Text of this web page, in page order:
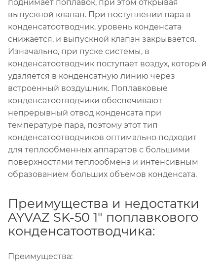
поднимает поплавок, при этом открывая
выпускной клапан. При поступлении пара в
конденсатоотводчик, уровень конденсата
снижается, и выпускной клапан закрывается.
Изначально, при пуске системы, в
конденсатоотводчик поступает воздух, который
удаляется в конденсатную линию через
встроенный воздушник. Поплавковые
конденсатоотводчики обеспечивают
непрерывный отвод конденсата при
температуре пара, поэтому этот тип
конденсатоотводчиков оптимально подходит
для теплообменных аппаратов с большими
поверхностями теплообмена и интенсивным
образованием больших объемов конденсата.
Преимущества и недостатки
AYVAZ SK-50 1" поплавкового
конденсатоотводчика:
Преимущества: